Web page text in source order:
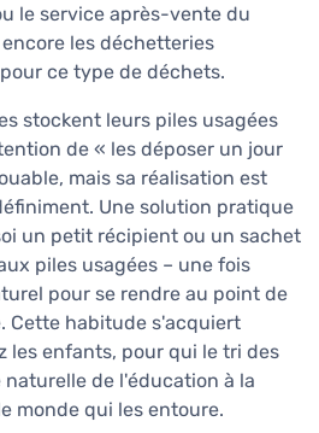
le service après-vente du
les déchetteries
ce type de déchets.
stockent leurs piles usagées
de « les déposer un jour
mais sa réalisation est
Une solution pratique
un petit récipient ou un sachet
piles usagées – une fois
pour se rendre au point de
Cette habitude s'acquiert
les enfants, pour qui le tri des
de l'éducation à la
monde qui les entoure.